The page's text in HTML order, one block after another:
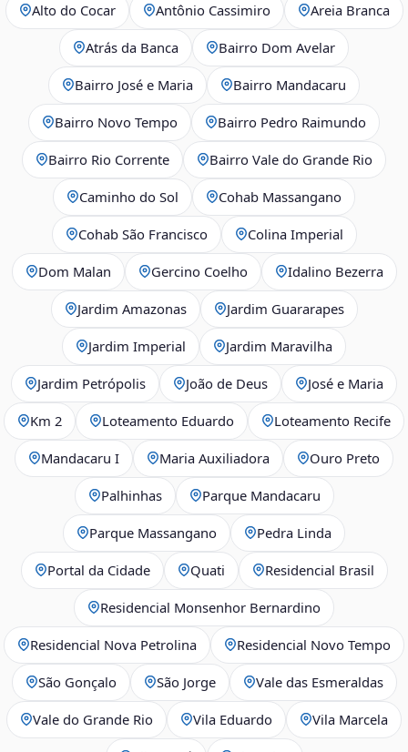
Alto do Cocar Antônio Cassimiro Areia Branca
Atrás da Banca Bairro Dom Avelar
Bairro José e Maria Bairro Mandacaru
Bairro Novo Tempo Bairro Pedro Raimundo
Bairro Rio Corrente Bairro Vale do Grande Rio
Caminho do Sol Cohab Massangano
Cohab São Francisco Colina Imperial
Dom Malan Gercino Coelho Idalino Bezerra
Jardim Amazonas Jardim Guararapes
Jardim Imperial Jardim Maravilha
Jardim Petrópolis João de Deus José e Maria
Km 2 Loteamento Eduardo Loteamento Recife
Mandacaru I Maria Auxiliadora Ouro Preto
Palhinhas Parque Mandacaru
Parque Massangano Pedra Linda
Portal da Cidade Quati Residencial Brasil
Residencial Monsenhor Bernardino
Residencial Nova Petrolina Residencial Novo Tempo
São Gonçalo São Jorge Vale das Esmeraldas
Vale do Grande Rio Vila Eduardo Vila Marcela